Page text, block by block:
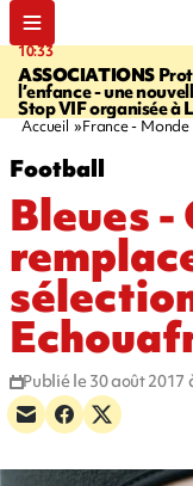
10:33
ASSOCIATIONS
l’enfance - une
Stop VIF organisée à
Accueil France - Monde
Football
Bleues
Publié le 30 août 2017